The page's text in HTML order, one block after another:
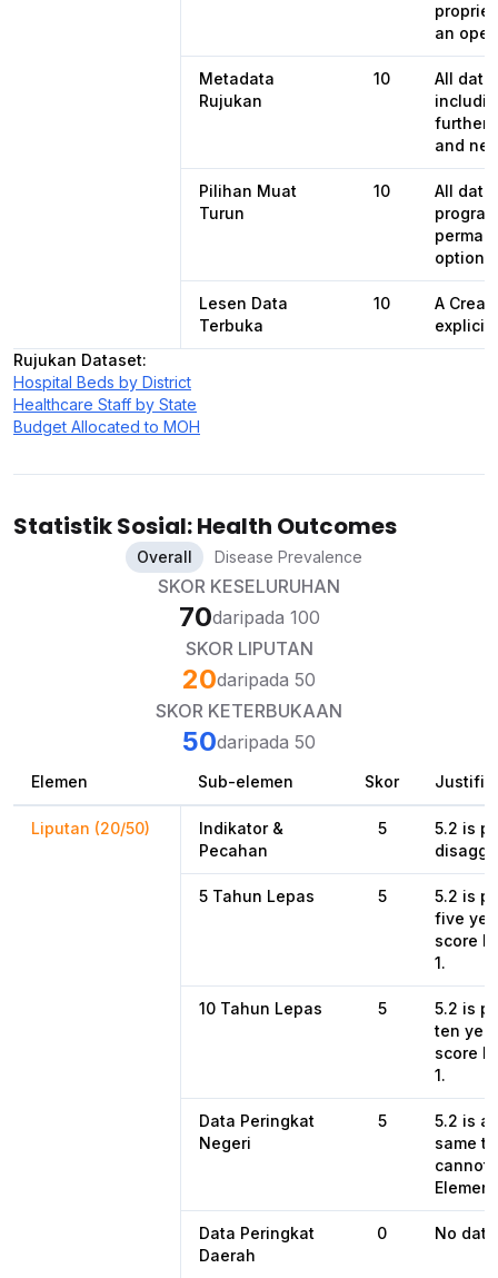
an
Metadata
Rujukan
10
All
further
and
Pilihan Muat
Turun
10
All data
options
Lesen Data
Terbuka
10
A
Rujukan Dataset:
Hospital Beds by District
Healthcare Staff by State
Budget Allocated to MOH
Statistik Sosial: Health Outcomes
Overall Disease Prevalence
SKOR KESELURUHAN
70daripada 100
SKOR LIPUTAN
20daripada 50
SKOR KETERBUKAAN
50daripada 50
Elemen Sub-elemen Skor
Liputan (20/50)
Indikator &
Pecahan
5
5.2 is
5 Tahun Lepas 5
5.2 is
five
score
1.
10 Tahun Lepas 5
5.2 is
ten
score
1.
Data Peringkat
Negeri
5
5.2 is
same
cannot
Element
Data Peringkat
Daerah
0 No